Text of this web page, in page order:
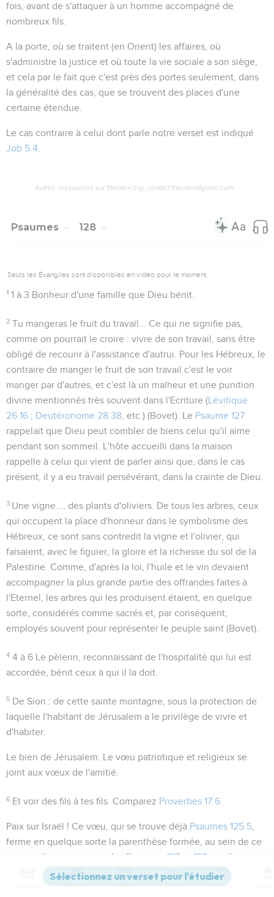
fois, avant de s'attaquer à un homme accompagné de
nombreux fils.
A la porte , où se traitent (en Orient) les affaires, où
s'administre la justice et où toute la vie sociale a son siège,
et cela par le fait que c'est près des portes seulement, dans
la généralité des cas, que se trouvent des places d'une
certaine étendue.
Le cas contraire à celui dont parle notre verset est indiqué
Job 5.4
Autres ressources sur theotex.org, contact theotex@gmail.com
Psaumes 128
Seuls les Évangiles sont disponibles en vidéo pour le moment.
1 1 à 3 Bonheur d'une famille que Dieu bénit.
2 Tu mangeras le fruit du travail...
Ce qui ne signifie pas,
comme on pourrait le croire : vivre de son travail, sans être
obligé de recourir à l'assistance d'autrui. Pour les Hébreux, le
contraire de manger le fruit de son travail c'est le voir
manger par d'autres, et c'est là un malheur et une punition
divine mentionnés très souvent dans l'Ecriture (Lévitique
26.16 ; Deutéronome 28.38 , etc.) (Bovet). Le Psaume 127
rappelait que Dieu peut combler de biens celui qu'il aime
pendant son sommeil . L'hôte accueilli dans la maison
rappelle à celui qui vient de parler ainsi que, dans le cas
présent, il y a eu travail persévérant, dans la crainte de Dieu.
3 Une vigne..., des plants d'oliviers . De tous les arbres, ceux
qui occupent la place d'honneur dans le symbolisme des
Hébreux, ce sont sans contredit la vigne et l'olivier, qui
faisaient, avec le figuier, la gloire et la richesse du sol de la
Palestine. Comme, d'après la loi, l'huile et le vin devaient
accompagner la plus grande partie des offrandes faites à
l'Eternel, les arbres qui les produisent étaient, en quelque
sorte, considérés comme sacrés et, par conséquent,
employés souvent pour représenter le peuple saint (Bovet).
4 4 à 6 Le pèlerin, reconnaissant de l'hospitalité qui lui est
accordée, bénit ceux à qui il la doit.
5 De Sion : de cette sainte montagne, sous la protection de
laquelle l'habitant de Jérusalem a le privilège de vivre et
d'habiter.
Le bien de Jérusalem . Le vœu patriotique et religieux se
joint aux vœux de l'amitié.
6 Et voir des fils à tes fils . Comparez Proverbes 17.6
Paix sur Israël ! Ce vœu, qui se trouve déjà Psaumes 125.5
ferme en quelque sorte la parenthèse formée, au sein de ce
groupe de psaumes, par les Psaumes 127 et 128 ; après ce
regard jeté sur le bonheur domestique des familles craignant
Dieu, la pensée va être ramenée aux grandes
Versions Commentaires Strong